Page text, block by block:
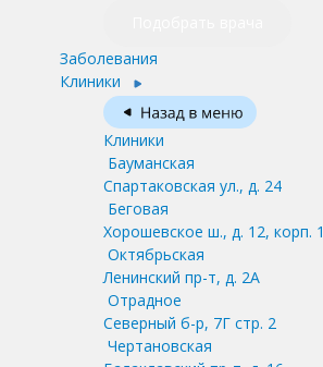
Заболевания
Клиники
Клиники
Бауманская
Спартаковская ул., д. 24
Беговая
Хорошевское ш., д. 12, корп. 1
Октябрьская
Ленинский пр-т, д. 2А
Отрадное
Северный б-р, 7Г стр. 2
Чертановская